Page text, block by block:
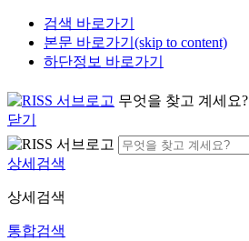
검색 바로가기
본문 바로가기(skip to content)
하단정보 바로가기
무엇을 찾고 계세요?
닫기
상세검색
상세검색
통합검색